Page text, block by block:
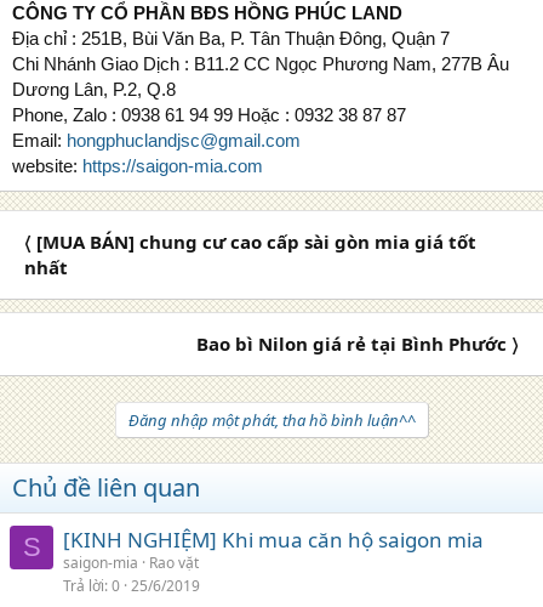
CÔNG TY CỔ PHẦN BĐS HỒNG PHÚC LAND
Địa chỉ : 251B, Bùi Văn Ba, P. Tân Thuận Đông, Quận 7
Chi Nhánh Giao Dịch : B11.2 CC Ngọc Phương Nam, 277B Âu
Dương Lân, P.2, Q.8
Phone, Zalo : 0938 61 94 99 Hoặc : 0932 38 87 87
Email: hongphuclandjsc@gmail.com
website: https://saigon-mia.com
〈 [MUA BÁN] chung cư cao cấp sài gòn mia giá tốt
nhất
Bao bì Nilon giá rẻ tại Bình Phước 〉
Đăng nhập một phát, tha hồ bình luận^^
Chủ đề liên quan
S [KINH NGHIỆM] Khi mua căn hộ saigon mia
saigon-mia
Rao vặt
Trả lời 0 25/6/2019